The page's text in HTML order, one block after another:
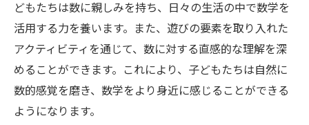
どもたちは数に親しみを持ち、日々の生活の中で数学を
活用する力を養います。また、遊びの要素を取り入れた
アクティビティを通じて、数に対する直感的な理解を深
めることができます。これにより、子どもたちは自然に
数的感覚を磨き、数学をより身近に感じることができる
ようになります。